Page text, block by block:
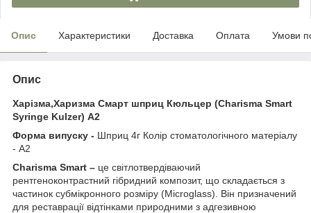
Опис Характеристики Доставка Оплата Умови
Опис
Харізма,Харизма Смарт шприц Кюльцер (Charisma Smart
Syringe Kulzer) A2
Форма випуску - Шприц 4г Колір стоматологічного матеріалу
- А2
Charisma Smart – це світлотвердіваючий
рентгеноконтрастний гібридний композит, що складається з
частинок субмікронного розміру (Microglass). Він призначений
для реставрації відтінками природними з адгезивною